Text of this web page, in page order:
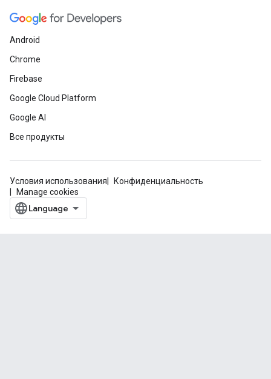
Android
Chrome
Firebase
Google Cloud Platform
Google AI
Все продукты
Условия использования
Конфиденциальность
Manage cookies